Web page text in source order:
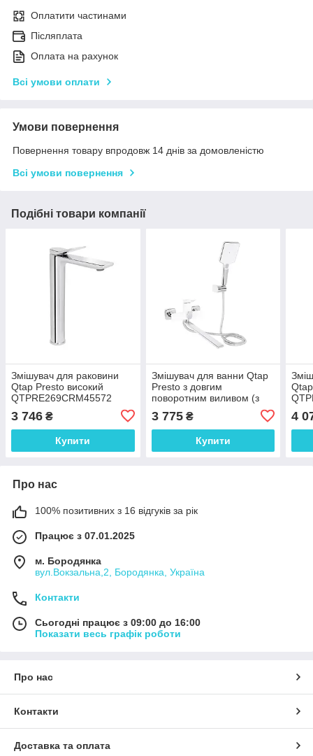
Оплатити частинами
Післяплата
Оплата на рахунок
Всі умови оплати
Умови повернення
Повернення товару впродовж 14 днів за домовленістю
Всі умови повернення
Подібні товари компанії
Змішувач для раковини
Qtap Presto високий
QTPRE269CRM45572
3 746 ₴
Купити
Змішувач для ванни Qtap
Presto з довгим
поворотним виливом (з
QTPRE2601CRW45578
Chrome/White
3 775₴
Купити
4
Про нас
100% позитивних з 16 відгуків за рік
Працює з 07.01.2025
м. Бородянка
вул.Вокзальна,2, Бородянка, Україна
Контакти
Сьогодні працює з 09:00 до 16:00
Показати весь графік роботи
Про нас
Контакти
Доставка та оплата